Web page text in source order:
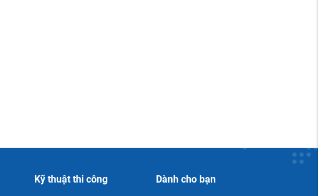
Kỹ thuật thi công Dành cho bạn